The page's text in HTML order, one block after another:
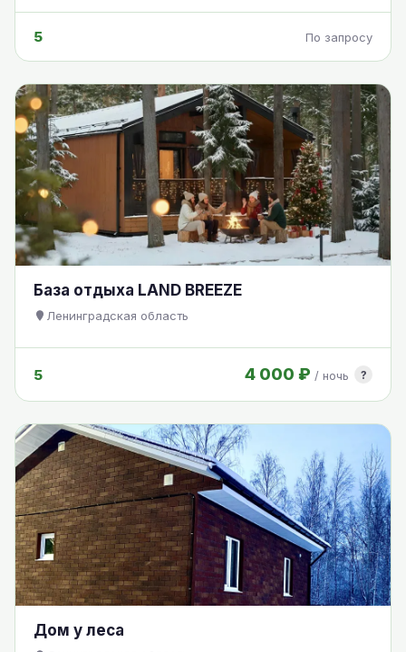
5 По запросу
База отдыха LAND BREEZE
Ленинградская область
5 4 000 ₽ / ночь ?
Дом у леса